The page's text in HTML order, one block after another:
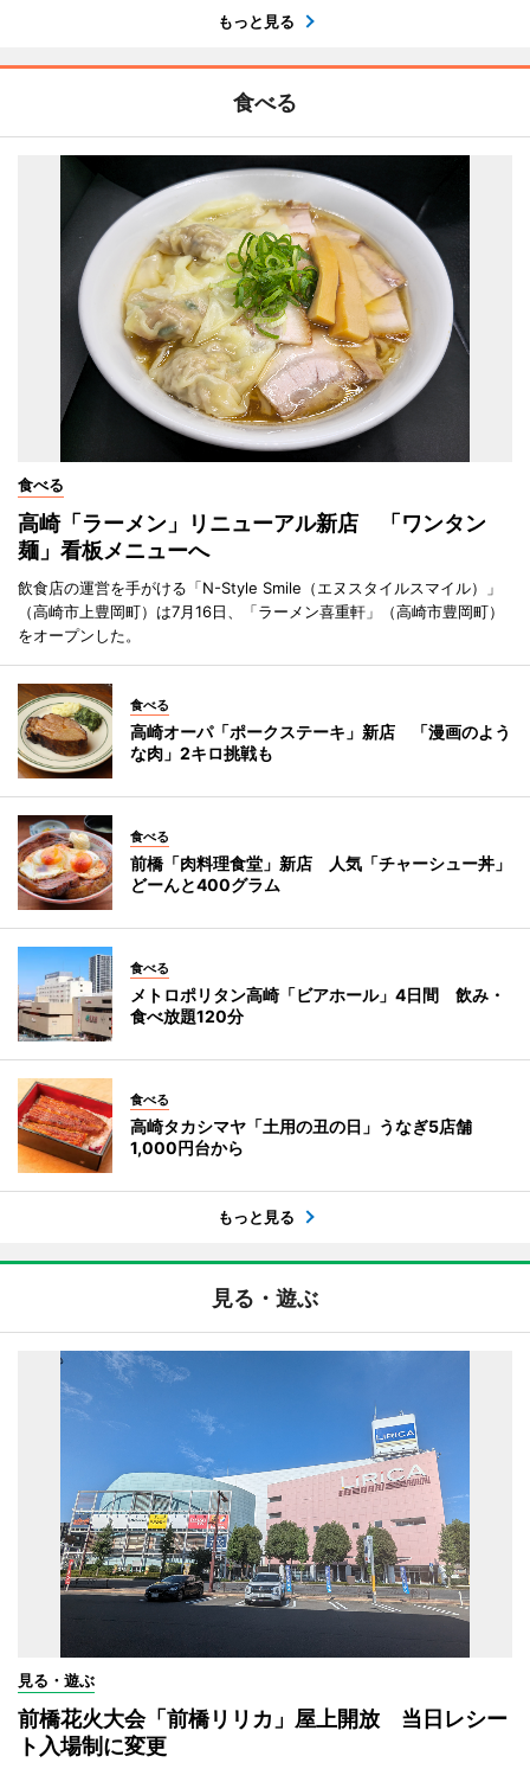
もっと見る
食べる
食べる
高崎「ラーメン」リニューアル新店 「ワンタン
麺」看板メニューへ
飲食店の運営を手がける「N-Style Smile（エヌスタイルスマイル）」
（高崎市上豊岡町）は7月16日、「ラーメン喜重軒」（高崎市豊岡町）
をオープンした。
食べる
高崎オーパ「ポークステーキ」新店 「漫画のよう
な肉」2キロ挑戦も
食べる
前橋「肉料理食堂」新店 人気「チャーシュー丼」
どーんと400グラム
食べる
メトロポリタン高崎「ビアホール」4日間 飲み・
食べ放題120分
食べる
高崎タカシマヤ「土用の丑の日」うなぎ5店舗
1,000円台から
もっと見る
見る・遊ぶ
見る・遊ぶ
前橋花火大会「前橋リリカ」屋上開放 当日レシー
ト入場制に変更